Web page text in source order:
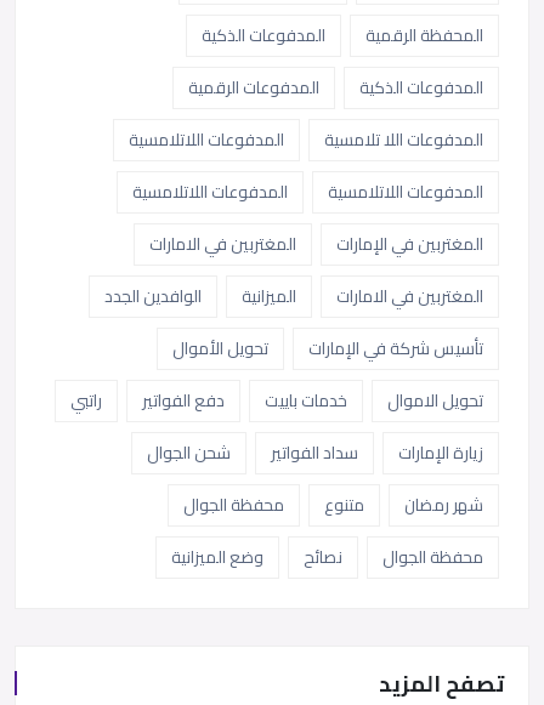
المحفظة الرقمية
المدفوعات الذكية
المدفوعات الذكية
المدفوعات الرقمية
المدفوعات اللا تلامسية
المدفوعات اللاتلامسية
المدفوعات اللاتلامسية
المدفوعات اللاتلامسية
المغتربين في الإمارات
المغتربين في الامارات
المغتربين في الامارات
الميزانية
الوافدين الجدد
تأسيس شركة في الإمارات
تحويل الأموال
تحويل الاموال
خدمات باييت دفع الفواتير
راتبي
زيارة الإمارات
سداد الفواتير
شحن الجوال
شهر رمضان
متنوع
محفظة الجوال
محفظة الجوال
نصائح وضع الميزانية
تصفح المزيد